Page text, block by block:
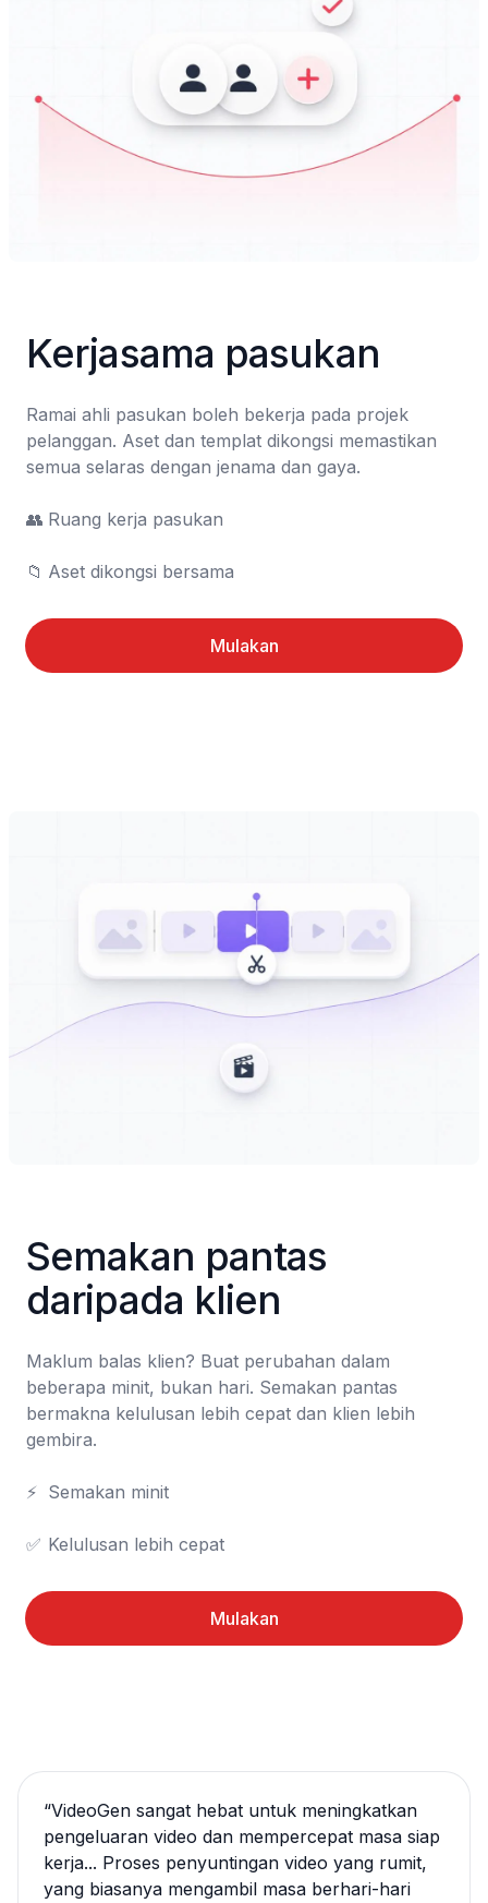
Kerjasama pasukan
Ramai ahli pasukan boleh bekerja pada projek
pelanggan. Aset dan templat dikongsi memastikan
semua selaras dengan jenama dan gaya.
👥	Ruang kerja pasukan
📁	Aset dikongsi bersama
Mulakan
Semakan pantas
daripada klien
Maklum balas klien? Buat perubahan dalam
beberapa minit, bukan hari. Semakan pantas
bermakna kelulusan lebih cepat dan klien lebih
gembira.
⚡	Semakan minit
✅	Kelulusan lebih cepat
Mulakan
“VideoGen sangat hebat untuk meningkatkan
pengeluaran video dan mempercepat masa siap
kerja... Proses penyuntingan video yang rumit,
yang biasanya mengambil masa berhari-hari